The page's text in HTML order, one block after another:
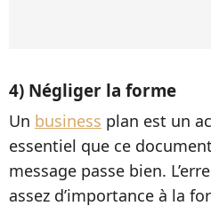
4) Négliger la forme
Un business plan est un
essentiel que ce
message passe bien.
assez d’importance à la